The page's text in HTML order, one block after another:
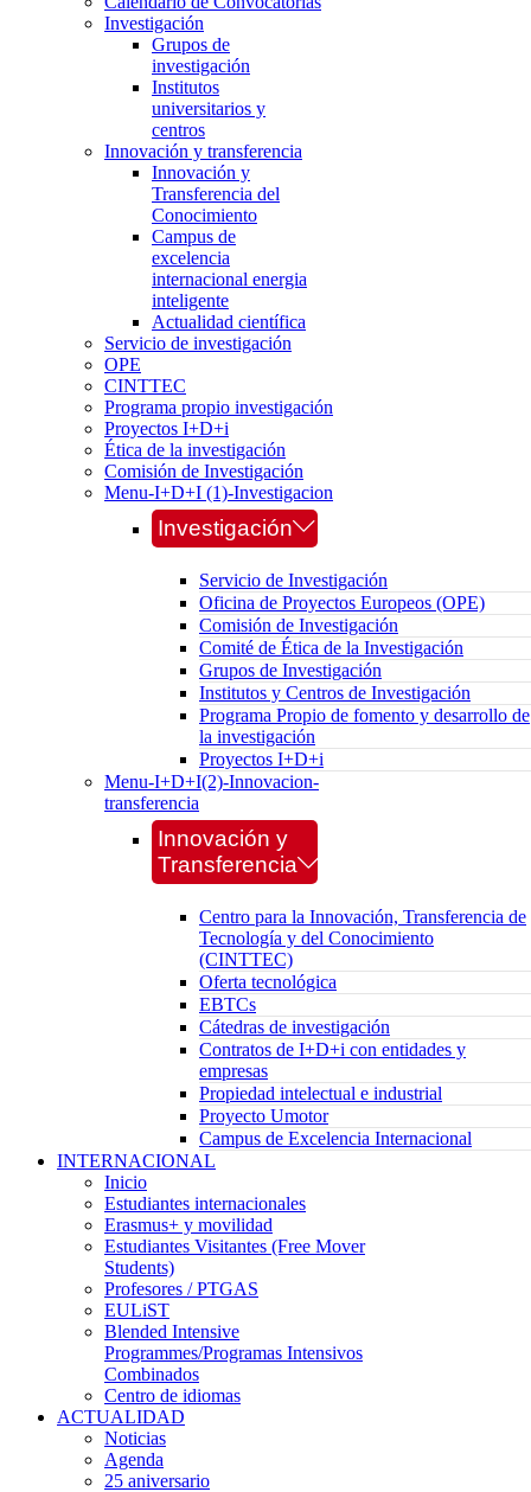
Investigación
Grupos de
investigación
Institutos
universitarios y
centros
Innovación y transferencia
Innovación y
Transferencia del
Conocimiento
Campus de
excelencia
internacional energia
inteligente
Actualidad científica
Servicio de investigación
OPE
CINTTEC
Programa propio investigación
Proyectos I+D+i
Ética de la investigación
Comisión de Investigación
Menu-I+D+I (1)-Investigacion
Investigación
Servicio de Investigación
Oficina de Proyectos Europeos (OPE)
Comisión de Investigación
Comité de Ética de la Investigación
Grupos de Investigación
Institutos y Centros de Investigación
Programa Propio de fomento y desarrollo de
la investigación
Proyectos I+D+i
Menu-I+D+I(2)-Innovacion-
transferencia
Innovación y
Transferencia
Centro para la Innovación, Transferencia de
Tecnología y del Conocimiento
(CINTTEC)
Oferta tecnológica
EBTCs
Cátedras de investigación
Contratos de I+D+i con entidades y
empresas
Propiedad intelectual e industrial
Proyecto Umotor
Campus de Excelencia Internacional
INTERNACIONAL
Inicio
Estudiantes internacionales
Erasmus+ y movilidad
Estudiantes Visitantes (Free Mover
Students)
Profesores / PTGAS
EULiST
Blended Intensive
Programmes/Programas Intensivos
Combinados
Centro de idiomas
ACTUALIDAD
Noticias
Agenda
25 aniversario